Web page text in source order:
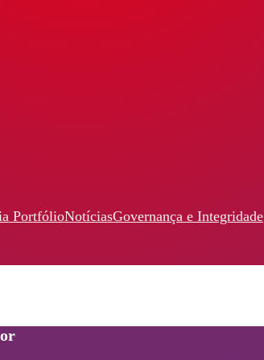
PortfólioNotíciasGovernança e Integridade